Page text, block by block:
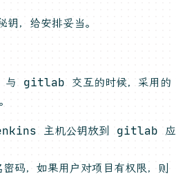
，给安排妥当。
与 gitlab 交互的时候，采用的
主机公钥放到 gitlab 应
码，如果用户对项目有权限，则